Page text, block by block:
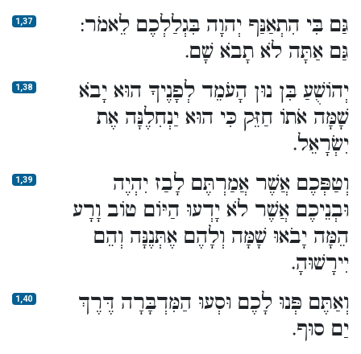
1,37
גַּם בִּי הִתְאַנַּף יְהוָה בִּגְלַלְכֶם לֵאמֹר:
גַּם אַתָּה לֹא תָבֹא שָׁם.
1,38
יְהוֹשֻׁעַ בִּן נוּן הָעֹמֵד לְפָנֶיךָ הוּא יָבֹא
שָׁמָּה אֹתוֹ חַזֵּק כִּי הוּא יַנְחִלֶנָּה אֶת
יִשְׂרָאֵל.
1,39
וְטַפְּכֶם אֲשֶׁר אֲמַרְתֶּם לָבַז יִהְיֶה
וּבְנֵיכֶם אֲשֶׁר לֹא יָדְעוּ הַיּוֹם טוֹב וָרָע
הֵמָּה יָבֹאוּ שָׁמָּה וְלָהֶם אֶתְּנֶנָּה וְהֵם
יִירָשׁוּהָ.
1,40
וְאַתֶּם פְּנוּ לָכֶם וּסְעוּ הַמִּדְבָּרָה דֶּרֶךְ
יַם סוּף.